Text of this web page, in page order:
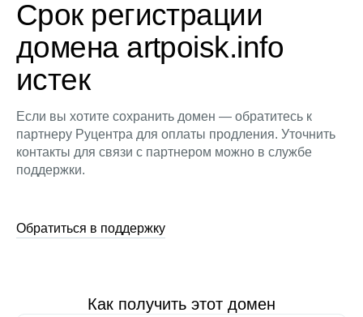
Срок регистрации
домена artpoisk.info
истек
Если вы хотите сохранить домен — обратитесь к
партнеру Руцентра для оплаты продления. Уточнить
контакты для связи с партнером можно в службе
поддержки.
Обратиться в поддержку
Как получить этот домен